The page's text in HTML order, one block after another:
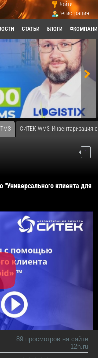
Войти
Регистрация
СТАТЬИ БЛОГИ
СИТЕК WMS: Инвентаризация
1
клиента для
89 просмотров на сайте
12n.ru